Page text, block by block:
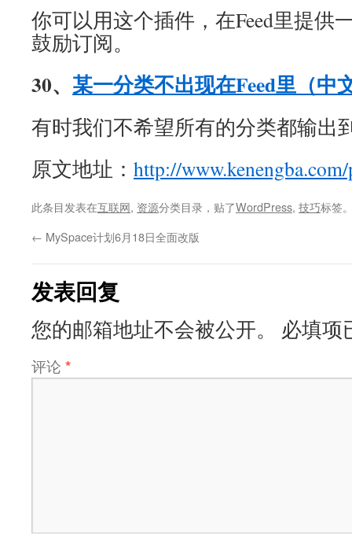
你可以用这个插件，在Feed里提供
鼓励订阅。
30、 某一分类不出现在Feed里（中
有时我们不希望所有的分类都输出
原文地址： http://
此条目发表在互联网, 资源分类目录，贴了WordPress, 技巧标签
← MySpace计划6月18日全面改版
发表回复
您的邮箱地址不会被公开。 必填项
评论 *